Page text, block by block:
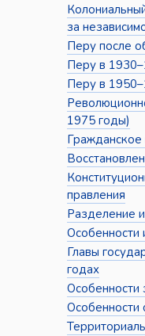
за
Перу после
Перу в
Перу в
1975 годы)
правления
Разделение
Особенности
Главы
годах
Особенности
Особенности